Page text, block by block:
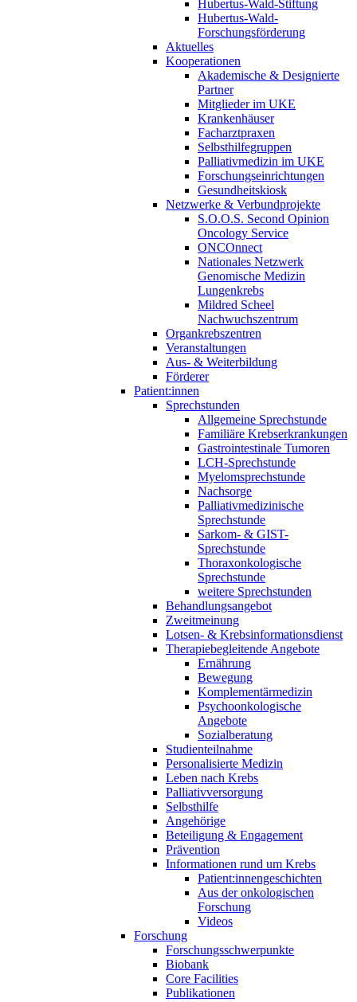
Hubertus-Wald-Stiftung
Hubertus-Wald-
Forschungsförderung
Aktuelles
Kooperationen
Akademische & Designierte
Partner
Mitglieder im UKE
Krankenhäuser
Facharztpraxen
Selbsthilfegruppen
Palliativmedizin im UKE
Forschungseinrichtungen
Gesundheitskiosk
Netzwerke & Verbundprojekte
S.O.O.S. Second Opinion
Oncology Service
ONCOnnect
Nationales Netzwerk
Genomische Medizin
Lungenkrebs
Mildred Scheel
Nachwuchszentrum
Organkrebszentren
Veranstaltungen
Aus- & Weiterbildung
Förderer
Patient:innen
Sprechstunden
Allgemeine Sprechstunde
Familiäre Krebserkrankungen
Gastrointestinale Tumoren
LCH-Sprechstunde
Myelomsprechstunde
Nachsorge
Palliativmedizinische
Sprechstunde
Sarkom- & GIST-
Sprechstunde
Thoraxonkologische
Sprechstunde
weitere Sprechstunden
Behandlungsangebot
Zweitmeinung
Lotsen- & Krebsinformationsdienst
Therapiebegleitende Angebote
Ernährung
Bewegung
Komplementärmedizin
Psychoonkologische
Angebote
Sozialberatung
Studienteilnahme
Personalisierte Medizin
Leben nach Krebs
Palliativversorgung
Selbsthilfe
Angehörige
Beteiligung & Engagement
Prävention
Informationen rund um Krebs
Patient:innengeschichten
Aus der onkologischen
Forschung
Videos
Forschung
Forschungsschwerpunkte
Biobank
Core Facilities
Publikationen